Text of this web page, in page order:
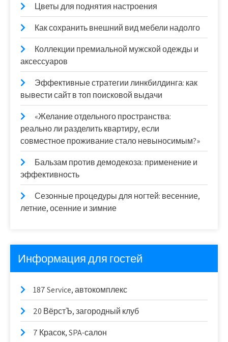
Цветы для поднятия настроения
Как сохранить внешний вид мебели надолго
Коллекции премиальной мужской одежды и
аксессуаров
Эффективные стратегии линкбилдинга: как
вывести сайт в топ поисковой выдачи
«Желание отдельного пространства:
реально ли разделить квартиру, если
совместное проживание стало невыносимым?»
Бальзам против демодекоза: применение и
эффективность
Сезонные процедуры для ногтей: весенние,
летние, осенние и зимние
Информация для гостей
187 Service, автокомплекс
20 ВёрстЪ, загородный клуб
7 Красок, SPA-салон